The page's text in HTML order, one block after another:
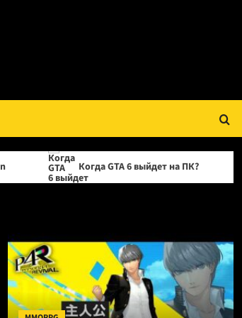
Когда GTA 6 выйдет на ПК? OPPO